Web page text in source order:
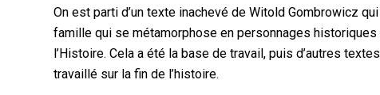
On est parti d’un texte inachevé de Witold Gombrowicz
famille qui se métamorphose en personnages
l’Histoire. Cela a été la base de travail, puis d’autres
travaillé sur la fin de l’histoire.